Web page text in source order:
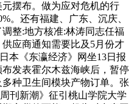
摆布。做为应对危机的行
。还有福建、广东、沉庆、
整:地方核准:林涛同志任福
应商通知需要比及5月份才
本《东瀛经济》网坐13日报
发表霍尔木兹海峡后，暂停
种卫生间模块产物订单。张
刊新潮》征引桃山学院大学